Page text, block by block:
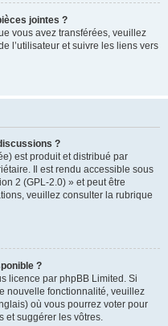
jointes ?
vous avez transférées, veuillez
l’utilisateur et suivre les liens vers
?
est produit et distribué par
Il est rendu accessible sous
2 (GPL-2.0) » et peut être
veuillez consulter la rubrique
?
licence par phpBB Limited. Si
nouvelle fonctionnalité, veuillez
où vous pourrez voter pour
et suggérer les vôtres.